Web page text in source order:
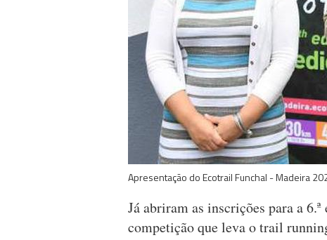
Apresentação do Ecotrail Funchal - Madeira
Já abriram as inscrições para a
competição que leva o trail